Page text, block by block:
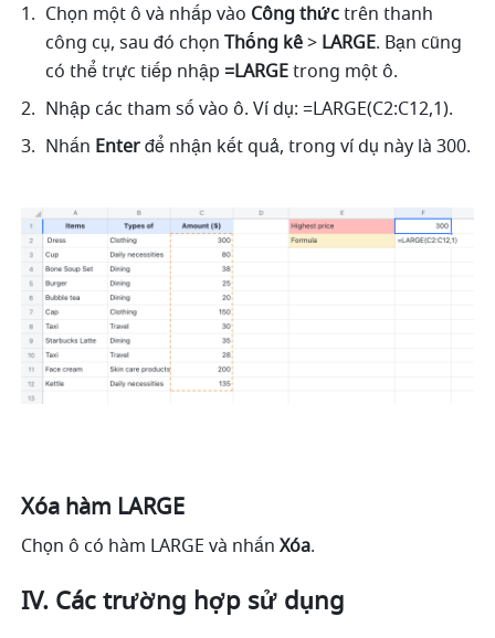
Chọn một ô và nhấp vào Công thức trên thanh
công cụ, sau đó chọn Thống kê > LARGE. Bạn cũng
có thể trực tiếp nhập =LARGE trong một ô.
Nhập các tham số vào ô. Ví dụ: =LARGE(C2:C12,1).
Nhấn Enter
Xóa hàm LARGE
Chọn ô có hàm LARGE và nhấn Xóa.
IV. Các trường hợp sử dụng